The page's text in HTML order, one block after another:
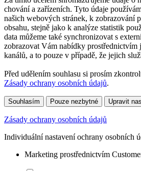
chování a zařízeních. Tyto údaje
našich webových stránek, k zobrazování
obsahu, stejně jako k analýze statistik
data můžeme také synchronizovat s
zobrazovat Vám nabídky prostřednictvím
kanálů, a to pouze v případě, že jejich
Před udělením souhlasu si prosím
Zásady ochrany osobních údajů.
Souhlasím Pouze nezbytné Upravit
Zásady ochrany osobních údajů
Individuální nastavení ochrany osobních
Marketing prostřednictvím